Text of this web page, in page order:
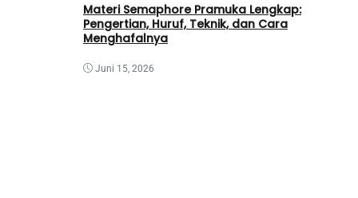
Materi Semaphore Pramuka Lengkap:
Pengertian, Huruf, Teknik, dan Cara
Menghafalnya
Juni 15, 2026